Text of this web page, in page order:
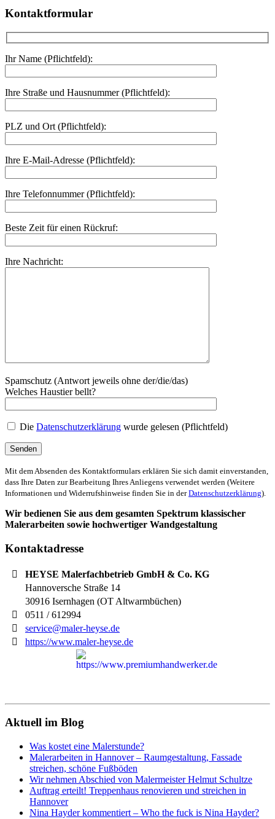
Kontaktformular
Ihr Name (Pflichtfeld):
Ihre Straße und Hausnummer (Pflichtfeld):
PLZ und Ort (Pflichtfeld):
Ihre E-Mail-Adresse (Pflichtfeld):
Ihre Telefonnummer (Pflichtfeld):
Beste Zeit für einen Rückruf:
Ihre Nachricht:
Spamschutz (Antwort jeweils ohne der/die/das)
Welches Haustier bellt?
Die Datenschutzerklärung wurde gelesen (Pflichtfeld)
Mit dem Absenden des Kontaktformulars erklären Sie sich damit einverstanden,
dass Ihre Daten zur Bearbeitung Ihres Anliegens verwendet werden (Weitere
Informationen und Widerrufshinweise finden Sie in derDatenschutzerklärung).
Wir bedienen Sie aus dem gesamten Spektrum klassischer
Malerarbeiten sowie hochwertiger Wandgestaltung
Kontaktadresse
HEYSE Malerfachbetrieb GmbH & Co. KG
Hannoversche Straße 14
30916 Isernhagen (OT Altwarmbüchen)
0511 / 612994
service@maler-heyse.de
https://www.maler-heyse.de
Aktuell im Blog
Was kostet eine Malerstunde?
Malerarbeiten in Hannover – Raumgestaltung, Fassade
streichen, schöne Fußböden
Wir nehmen Abschied von Malermeister Helmut Schultze
Auftrag erteilt! Treppenhaus renovieren und streichen in
Hannover
Nina Hayder kommentiert – Who the fuck is Nina Hayder?